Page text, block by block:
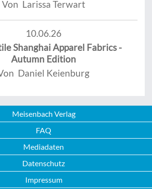
Von Larissa Terwart
10.06.26
Shanghai Apparel Fabrics -
Autumn Edition
Daniel Keienburg
Meisenbach Verlag
FAQ
Mediadaten
Datenschutz
Impressum